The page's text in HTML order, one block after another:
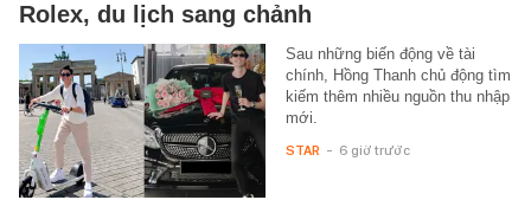
Rolex, du lịch sang chảnh
Sau những biến động về tài
chính, Hồng Thanh chủ động tìm
kiếm thêm nhiều nguồn thu nhập
mới.
STAR - 6 giờ trước